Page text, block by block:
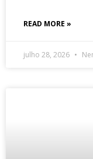
READ MORE »
julho 28, 2026